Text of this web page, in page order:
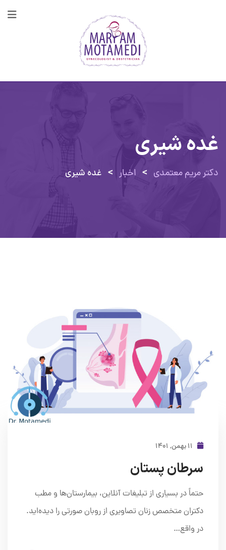
غده شیری
دکتر مریم معتمدی > اخبار > غده شیری
سرطان پستان
حتماً در بسیاری از تبلیغات آنلاین، بیمارستان‌ها و مطب
دکتران متخصص زنان تصاویری از روبان صورتی را دیده‌اید.
در واقع…